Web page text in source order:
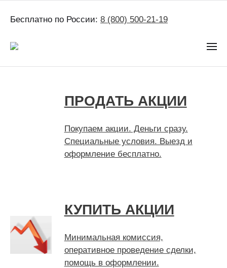
Бесплатно по России: 8 (800) 500-21-19
ПРОДАТЬ АКЦИИ
Покупаем акции. Деньги сразу.
Специальные условия. Выезд и
оформление бесплатно.
КУПИТЬ АКЦИИ
Минимальная комиссия,
оперативное проведение сделки,
помощь в оформлении.